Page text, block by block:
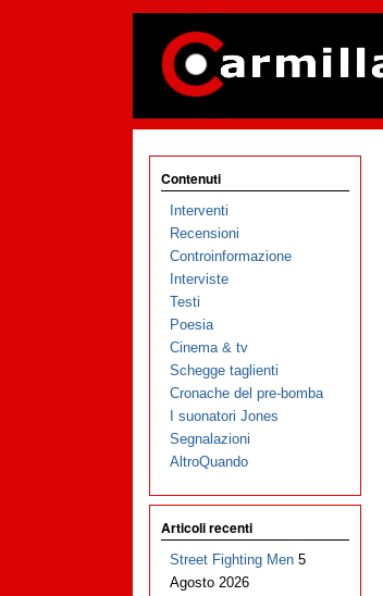
Contenuti
Interventi
Recensioni
Controinformazione
Interviste
Testi
Poesia
Cinema & tv
Schegge taglienti
Cronache del pre-bomba
I suonatori Jones
Segnalazioni
AltroQuando
Articoli recenti
Street Fighting Men 5
Agosto 2026